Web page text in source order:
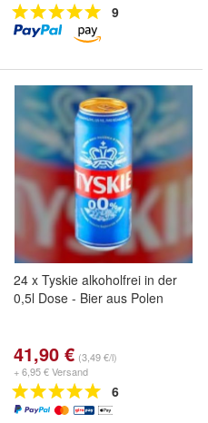
9
24 x Tyskie alkoholfrei in der
0,5l Dose - Bier aus Polen
41,90 € (3,49 €/l)
+ 6,95 € Versand
6